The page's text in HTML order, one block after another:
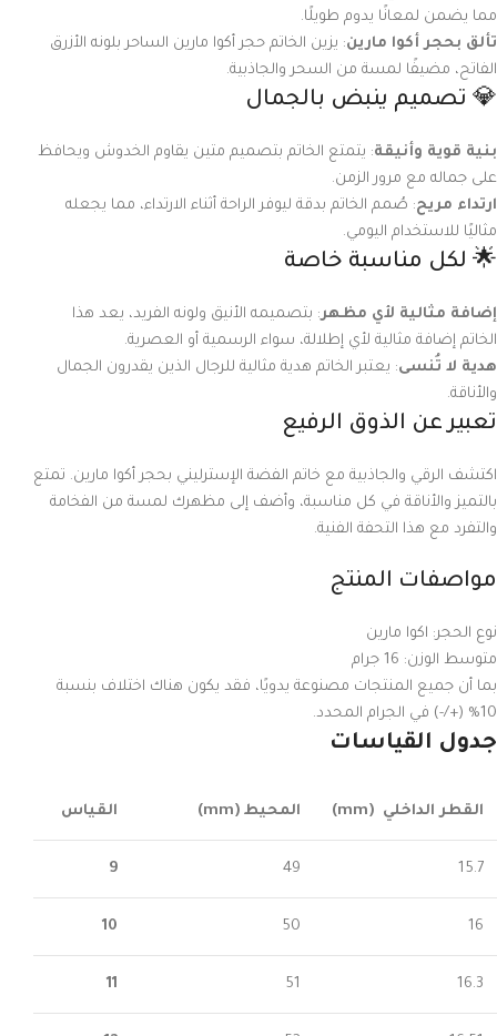
مما يضمن لمعانًا يدوم طويلًا.
تألق بحجر أكوا مارين: يزين الخاتم حجر أكوا مارين الساحر بلونه الأزرق
الفاتح، مضيفًا لمسة من السحر والجاذبية.
💎 تصميم ينبض بالجمال
بنية قوية وأنيقة: يتمتع الخاتم بتصميم متين يقاوم الخدوش ويحافظ
على جماله مع مرور الزمن.
ارتداء مريح: صُمم الخاتم بدقة ليوفر الراحة أثناء الارتداء، مما يجعله
مثاليًا للاستخدام اليومي.
🌟 لكل مناسبة خاصة
إضافة مثالية لأي مظهر : بتصميمه الأنيق ولونه الفريد، يعد هذا
الخاتم إضافة مثالية لأي إطلالة، سواء الرسمية أو العصرية.
هدية لا تُنسى: يعتبر الخاتم هدية مثالية للرجال الذين يقدرون الجمال
والأناقة.
تعبير عن الذوق الرفيع
اكتشف الرقي والجاذبية مع خاتم الفضة الإسترليني بحجر أكوا مارين. تمتع
بالتميز والأناقة في كل مناسبة، وأضف إلى مظهرك لمسة من الفخامة
والتفرد مع هذا التحفة الفنية.
مواصفات المنتج
نوع الحجر: اكوا مارين
متوسط ​​الوزن: 16 جرام
بما أن جميع المنتجات مصنوعة يدويًا، فقد يكون هناك اختلاف بنسبة
10% (+/-) في الجرام المحدد.
جدول القياسات
القطر الداخلي (mm) المحيط (mm) القياس
15.7
49
9
16
50
10
16.3
51
11